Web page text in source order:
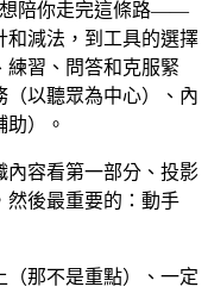
想陪你走完這條路——
和減法，到工具的選擇
練習、問答和克服緊
（以聽眾為中心）、內
）。
容看第一部分、投影
然後最重要的：動手
（那不是重點）、一定